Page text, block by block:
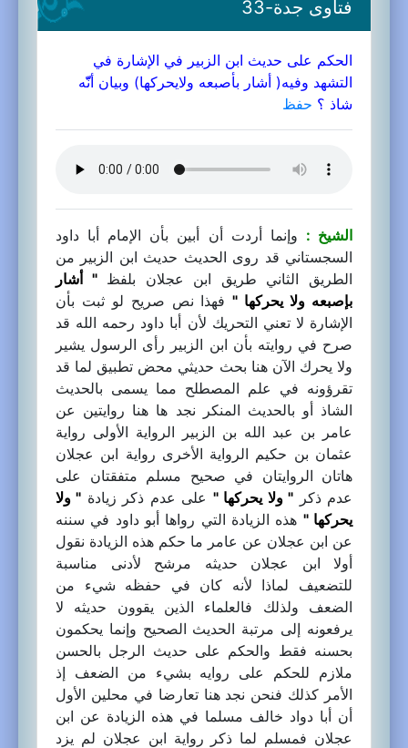
فتاوى جدة-33
الحكم على حديث ابن الزبير في الإشارة في
التشهد وفيه( أشار بأصبعه ولايحركها) وبيان أنّّه
شاذ ؟ حفظ
الشيخ : وإنما أردت أن أبين بأن الإمام أبا داود
السجستاني قد روى الحديث حديث ابن الزبير من
الطريق الثاني طريق ابن عجلان بلفظ" أشار
بإصبعه ولا يحركها "فهذا نص صريح لو ثبت بأن
الإشارة لا تعني التحريك لأن أبا داود رحمه الله قد
صرح في روايته بأن ابن الزبير رأى الرسول يشير
ولا يحرك الآن هنا بحث حديثي محض تطبيق لما قد
تقرؤونه في علم المصطلح مما يسمى بالحديث
الشاذ أو بالحديث المنكر نجد ها هنا روايتين عن
عامر بن عبد الله بن الزبير الرواية الأولى رواية
عثمان بن حكيم الرواية الأخرى رواية ابن عجلان
هاتان الروايتان في صحيح مسلم متفقتان على
عدم ذكر " ولا يحركها " على عدم ذكر زيادة " ولا
يحركها " هذه الزيادة التي رواها أبو داود في سننه
عن ابن عجلان عن عامر ما حكم هذه الزيادة نقول
أولا ابن عجلان حديثه مرشح لأدنى مناسبة
للتضعيف لماذا لأنه كان في حفظه شيء من
الضعف ولذلك فالعلماء الذين يقوون حديثه لا
يرفعونه إلى مرتبة الحديث الصحيح وإنما يحكمون
بحسنه فقط والحكم على حديث الرجل بالحسن
ملازم للحكم على روايه بشيء من الضعف إذ
الأمر كذلك فنحن نجد هنا تعارضا في محلين الأول
أن أبا دواد خالف مسلما في هذه الزيادة عن ابن
عجلان فمسلم لما ذكر رواية ابن عجلان لم يزد